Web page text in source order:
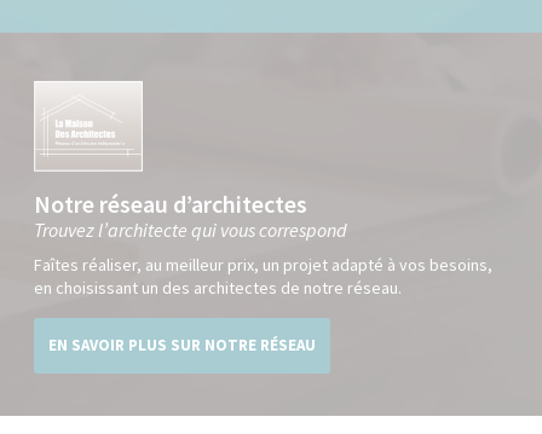
Notre réseau d’architectes
Trouvez l’architecte qui vous correspond
Faîtes réaliser, au meilleur prix, un projet adapté à vos besoins,
en choisissant un des architectes de notre réseau.
EN SAVOIR PLUS SUR NOTRE RÉSEAU